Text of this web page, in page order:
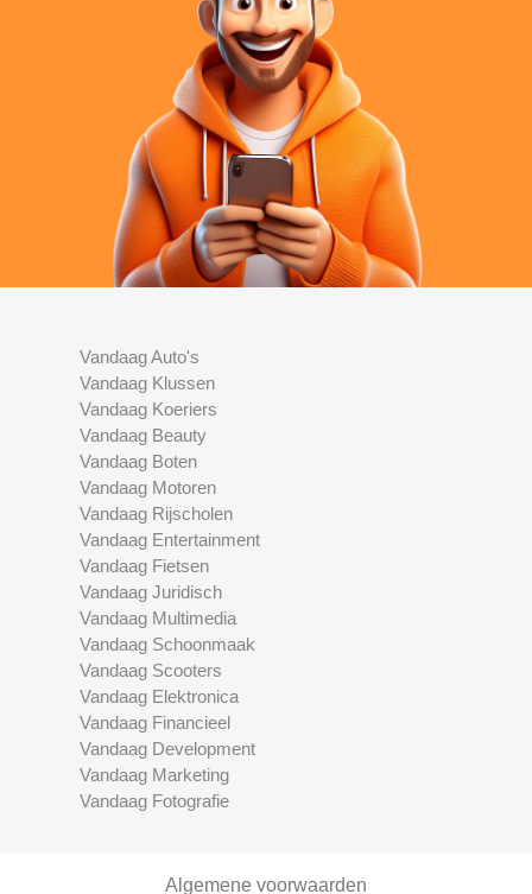
Vandaag Auto's
Vandaag Klussen
Vandaag Koeriers
Vandaag Beauty
Vandaag Boten
Vandaag Motoren
Vandaag Rijscholen
Vandaag Entertainment
Vandaag Fietsen
Vandaag Juridisch
Vandaag Multimedia
Vandaag Schoonmaak
Vandaag Scooters
Vandaag Elektronica
Vandaag Financieel
Vandaag Development
Vandaag Marketing
Vandaag Fotografie
Algemene voorwaarden